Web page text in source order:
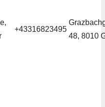
+43316823495
48, 8010